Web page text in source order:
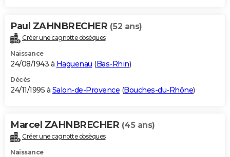
Paul ZAHNBRECHER (52 ans)
Créer une cagnotte obsèques
Naissance
24/08/1943 à Haguenau (Bas-Rhin)
Décès
24/11/1995 à Salon-de-Provence (Bouches-du-Rhône)
Marcel ZAHNBRECHER (45 ans)
Créer une cagnotte obsèques
Naissance